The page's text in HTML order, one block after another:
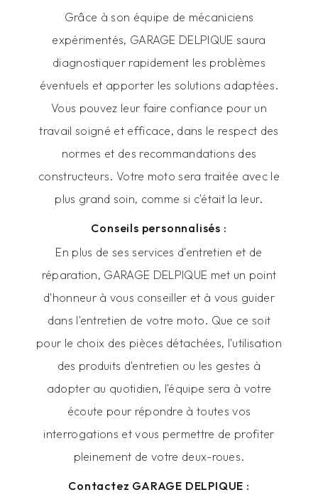
Grâce à son équipe de mécaniciens
expérimentés, GARAGE DELPIQUE saura
diagnostiquer rapidement les problèmes
éventuels et apporter les solutions adaptées.
Vous pouvez leur faire confiance pour un
travail soigné et efficace, dans le respect des
normes et des recommandations des
constructeurs. Votre moto sera traitée avec le
plus grand soin, comme si c'était la leur.
Conseils personnalisés :
En plus de ses services d'entretien et de
réparation, GARAGE DELPIQUE met un point
d'honneur à vous conseiller et à vous guider
dans l'entretien de votre moto. Que ce soit
pour le choix des pièces détachées, l'utilisation
des produits d'entretien ou les gestes à
adopter au quotidien, l'équipe sera à votre
écoute pour répondre à toutes vos
interrogations et vous permettre de profiter
pleinement de votre deux-roues.
Contactez GARAGE DELPIQUE :